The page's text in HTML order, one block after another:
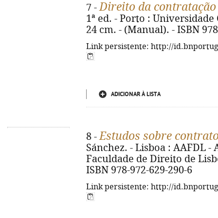
7 -Direito da
1ª ed. - Porto : Universidade
24 cm. - (Manual). - ISBN
Link persistente: http://
ADICIONAR À LISTA
8 -Estudos sobre
Sánchez. - Lisboa : AAFDL -
Faculdade de Direito de
ISBN 978-972-629-290-6
Link persistente: http://